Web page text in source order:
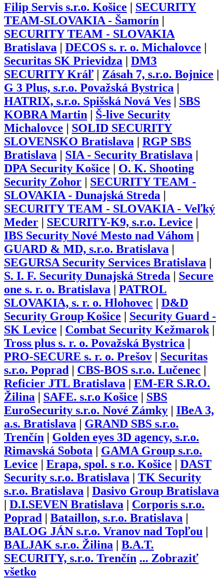
Filip Servis s.r.o. Košice
SECURITY
TEAM-SLOVAKIA - Šamorín
SECURITY TEAM - SLOVAKIA
Bratislava
DECOS s. r. o. Michalovce
Securitas SK Prievidza
DM3
SECURITY Kráľ
Zásah 7, s.r.o. Bojnice
G 3 Plus, s.r.o. Považská Bystrica
HATRIX, s.r.o. Spišská Nová Ves
SBS
KOBRA Martin
Š-live Security
Michalovce
SOLID SECURITY
SLOVENSKO Bratislava
RGP SBS
Bratislava
SIA - Security Bratislava
DPA Security Košice
O. K. Shooting
Security Zohor
SECURITY TEAM -
SLOVAKIA - Dunajská Streda
SECURITY TEAM - SLOVAKIA - Veľký
Meder
SECURITY-K9, s.r.o. Levice
IBS Security Nové Mesto nad Váhom
GUARD & MD, s.r.o. Bratislava
SEGURSA Security Services Bratislava
S. I. F. Security Dunajská Streda
Secure
one s. r. o. Bratislava
PATROL
SLOVAKIA, s. r. o. Hlohovec
D&D
Security Group Košice
Security Guard -
SK Levice
Combat Security Kežmarok|
Tross plus s. r. o. Považská Bystrica
PRO-SECURE s. r. o. Prešov
Securitas
s.r.o. Poprad
CBS-BOS s.r.o. Lučenec
Reficier JTL Bratislava
EM-ER S.R.O.
Žilina
SAFE. s.r.o Košice
SBS
EuroSecurity s.r.o. Nové Zámky
IBeA 3,
a.s. Bratislava
GRAND SBS s.r.o.
Trenčín
Golden eyes 3D agency, s.r.o.
Rimavská Sobota
GAMA Group s.r.o.
Levice
Erapa, spol. s r.o. Košice
DAST
Security s.r.o. Bratislava
TK Security
s.r.o. Bratislava
Dasivo Group Bratislava
D.I.SEVEN Bratislava
Corporis s.r.o.
Poprad
Bataillon, s.r.o. Bratislava
BALOG JÁN s.r.o. Vranov nad Topľou
BALJAK s.r.o. Žilina
B.A.T.
SECURITY, s.r.o. Trenčín ... Zobraziť
všetko